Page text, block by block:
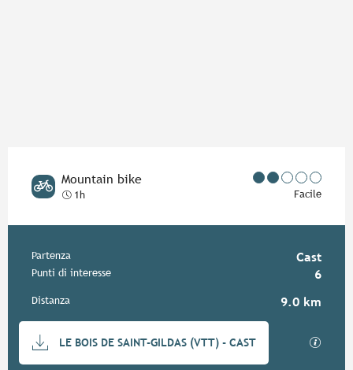
Mountain bike
1h Facile
Informazioni pratiche
Partenza Cast
Punti di interesse 6
Distanza 9.0 km
Documentazione
LE BOIS DE SAINT-GILDAS (VTT) - CAST I file